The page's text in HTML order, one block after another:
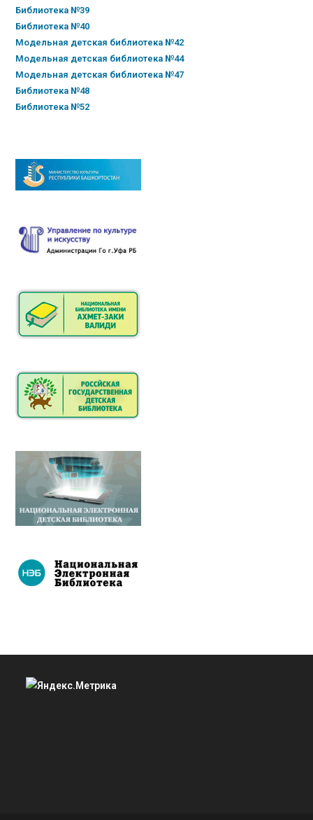
Библиотека №39
Библиотека №40
Модельная детская библиотека №42
Модельная детская библиотека №44
Модельная детская библиотека №47
Библиотека №48
Библиотека №52